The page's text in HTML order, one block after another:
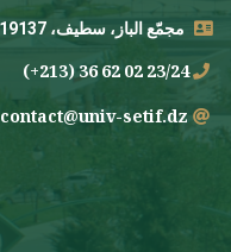
مجمّع الباز، سطيف، 19137، الجزائر
23/24 02 62 36 (213+)
contact@univ-setif.dz